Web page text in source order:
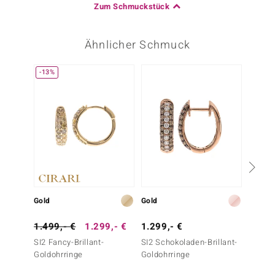
Zum Schmuckstück
Ähnlicher Schmuck
-13%
Gold
1.499,- € 1.299,- €
SI2 Fancy-Brillant-
Goldohrringe
Gold
1.299,- €
SI2 Schokoladen-Brillant-
Goldohrringe